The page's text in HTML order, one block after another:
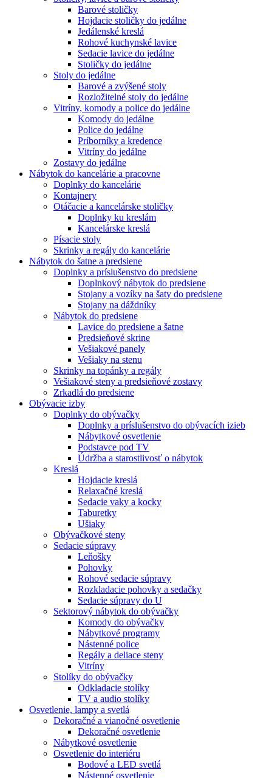
Barové stoličky
Hojdacie stoličky do jedálne
Jedálenské kreslá
Rohové kuchynské lavice
Sedacie lavice do jedálne
Stoličky do jedálne
Stoly do jedálne
Barové a zvýšené stoly
Rozložitelné stoly do jedálne
Vitríny, komody a police do jedálne
Komody do jedálne
Police do jedálne
Príborníky a kredence
Vitríny do jedálne
Zostavy do jedálne
Nábytok do kancelárie a pracovne
Doplnky do kancelárie
Kontajnery
Otáčacie a kancelárske stoličky
Doplnky ku kreslám
Kancelárske kreslá
Písacie stoly
Skrinky a regály do kancelárie
Nábytok do šatne a predsiene
Doplnky a príslušenstvo do predsiene
Doplnkový nábytok do predsiene
Stojany a vozíky na šaty do predsiene
Stojany na dáždníky
Nábytok do predsiene
Lavice do predsiene a šatne
Predsieňové skrine
Vešiakové panely
Vešiaky na stenu
Skrinky na topánky a regály
Vešiakové steny a predsieňové zostavy
Zrkadlá do predsiene
Obývacie izby
Doplnky do obývačky
Doplnky a príslušenstvo do obývacích izieb
Nábytkové osvetlenie
Podstavce pod TV
Údržba a starostlivosť o nábytok
Kreslá
Hojdacie kreslá
Relaxačné kreslá
Sedacie vaky a kocky
Taburetky
Ušiaky
Obývačkové steny
Sedacie súpravy
Leňošky
Pohovky
Rohové sedacie súpravy
Rozkladacie pohovky a sedačky
Sedacie súpravy do U
Sektorový nábytok do obývačky
Komody do obývačky
Nábytkové programy
Nástenné police
Regály a deliace steny
Vitríny
Stolíky do obývačky
Odkladacie stolíky
TV a audio stolíky
Osvetlenie, lampy a svetlá
Dekoračné a vianočné osvetlenie
Dekoračné osvetlenie
Nábytkové osvetlenie
Osvetlenie do interiéru
Bodové a LED svetlá
Nástenné osvetlenie